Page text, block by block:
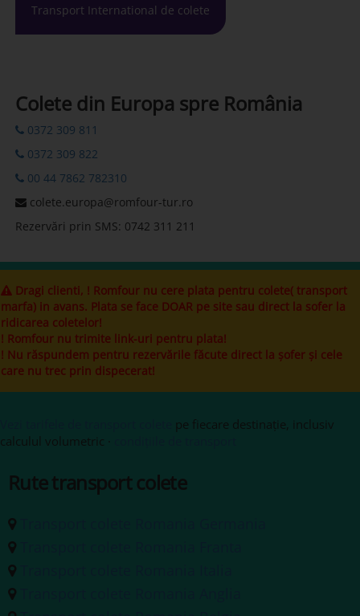
Transport International de colete
Colete din Europa spre România
0372 309 811
0372 309 822
00 44 7862 782310
colete.europa@romfour-tur.ro
Rezervări prin SMS: 0742 311 211
Dragi clienti, ! Romfour nu cere plata pentru colete( transport
marfa) in avans. Plata se face DOAR pe site sau direct la sofer la
ridicarea coletelor!
! Romfour nu trimite link-uri pentru plata!
! Nu răspundem pentru rezervările făcute direct la șofer și cele
care nu trec prin dispecerat!
pe fiecare destinație, inclusiv
calculul volumetric ·
Rute transport colete